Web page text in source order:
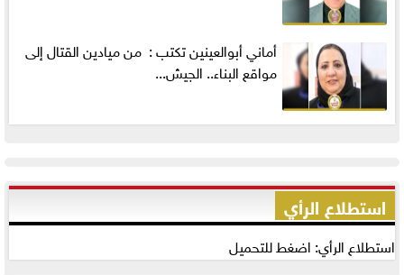
أماني‭ ‬أبوالعينين‭ ‬تكتب‭ : ‬ من ميادين القتال إلى
مواقع البناء.. الجيش...
استطلاع الرأي
استطلاع الرأي: اضغط للتحميل